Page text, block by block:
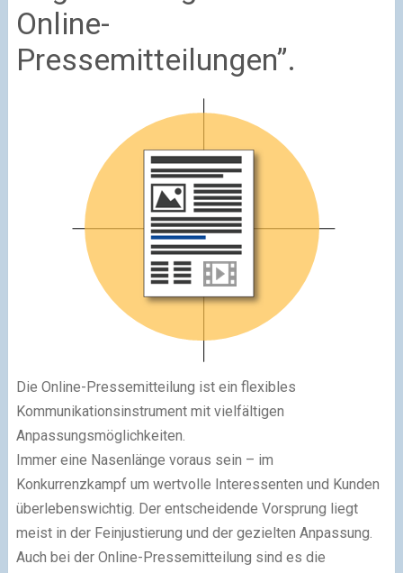
Online-
Pressemitteilungen”.
Die Online-Pressemitteilung ist ein flexibles
Kommunikationsinstrument mit vielfältigen
Anpassungsmöglichkeiten.
Immer eine Nasenlänge voraus sein – im
Konkurrenzkampf um wertvolle Interessenten und Kunden
überlebenswichtig. Der entscheidende Vorsprung liegt
meist in der Feinjustierung und der gezielten Anpassung.
Auch bei der Online-Pressemitteilung sind es die